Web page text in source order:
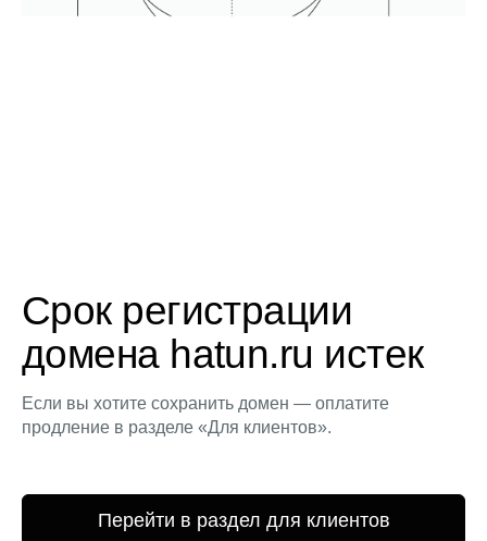
Срок регистрации
домена hatun.ru истек
Если вы хотите сохранить домен — оплатите
продление в разделе «Для клиентов».
Перейти в раздел для клиентов